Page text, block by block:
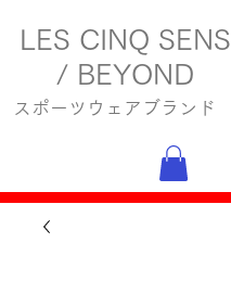
LES CINQ SENS
/ BEYOND
スポーツウェアブランド